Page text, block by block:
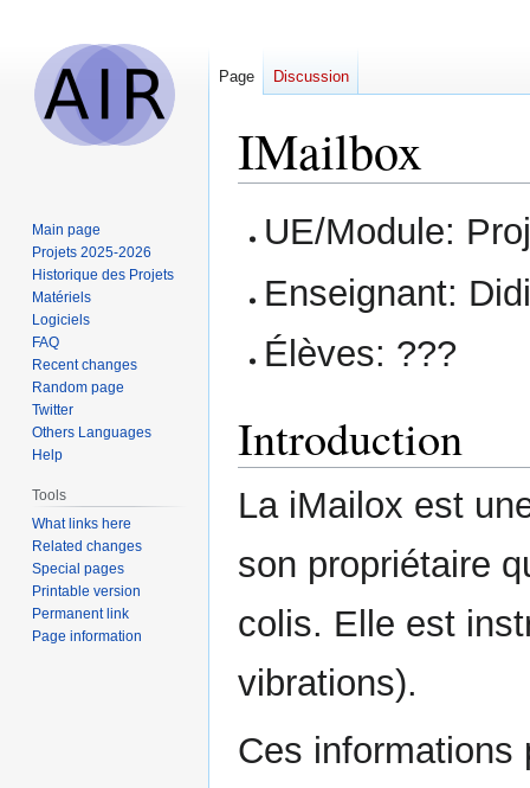
IMailbox
Jump
to
Jump
to
UE/Module:
Enseignant:
Élèves: ???
Introduction
La iMailox est
son propriétaire
colis. Elle est
vibrations).
Ces informations
Page Discussion
Main page
Projets 2025-2026
Historique des Projets
Matériels
Logiciels
FAQ
Recent changes
Random page
Twitter
Others Languages
Help
Tools
What links here
Related changes
Special pages
Printable version
Permanent link
Page information